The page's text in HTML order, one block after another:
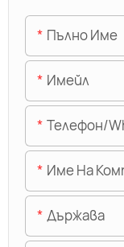
Пълно Име
Имейл
Телефон/
Име На
Държава